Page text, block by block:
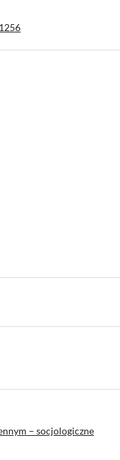
– socjologiczne